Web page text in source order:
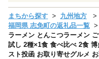
まちから探す 九州地方
福岡県 志免町の返礼品一覧
ラーメン とんこつラーメン
試し 2種×1食 食べ比べ 2食
スト投函 お取り寄せグルメ